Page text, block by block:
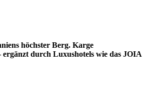
höchster Berg. Karge
durch Luxushotels wie das JOIA